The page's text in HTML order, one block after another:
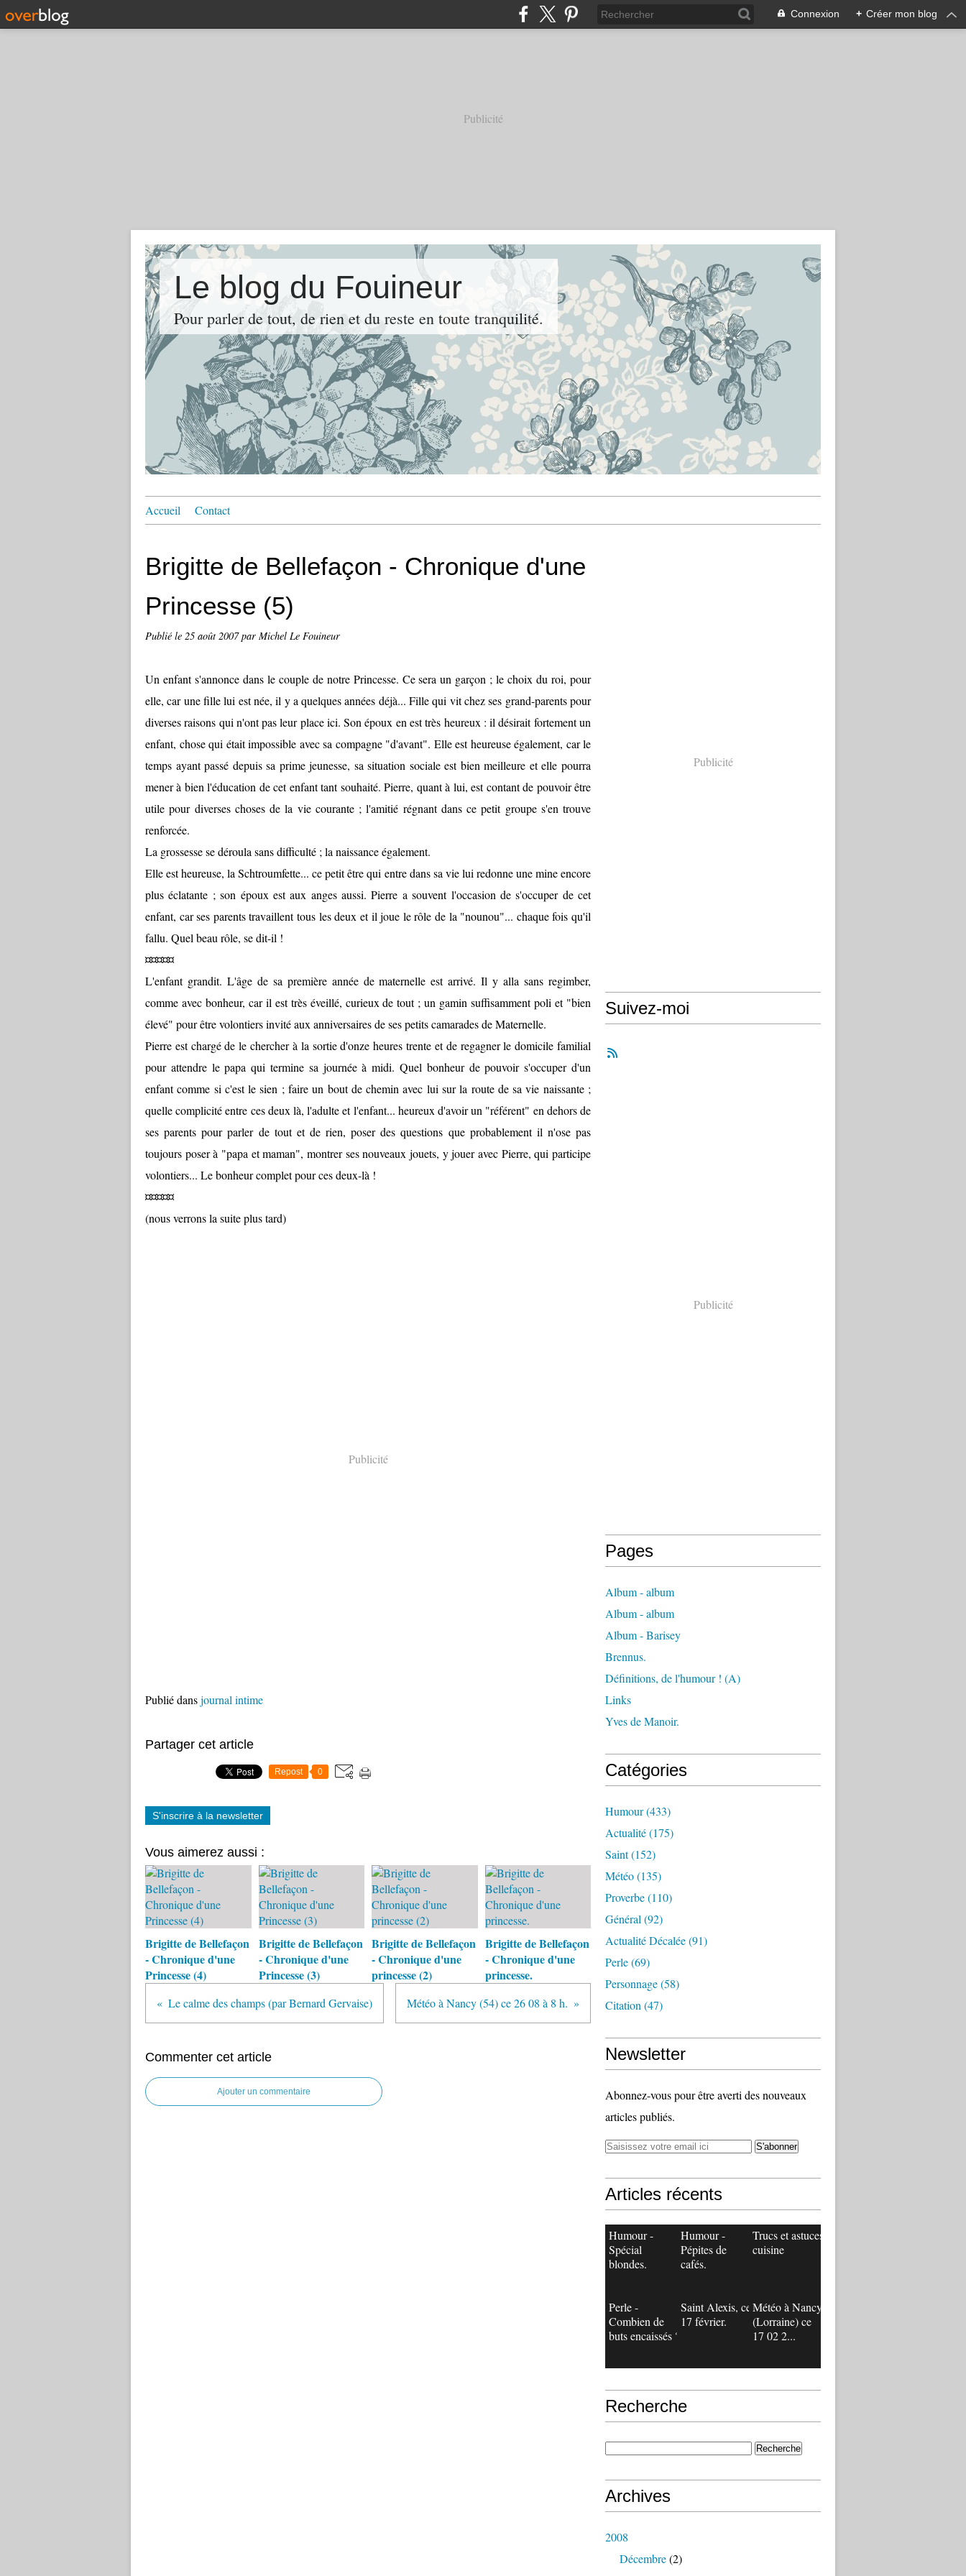
Connexion + Créer mon blog
Publicité
Le blog du Fouineur
Pour parler de tout, de rien et du reste en toute tranquilité.
Accueil Contact
Brigitte de Bellefaçon - Chronique d'une
Princesse (5)
Publié le 25 août 2007par Michel Le Fouineur
Un enfant s'annonce dans le couple de notre Princesse. Ce sera un garçon ; le choix du roi, pour
elle, car une fille lui est née, il y a quelques années déjà... Fille qui vit chez ses grand-parents pour
diverses raisons qui n'ont pas leur place ici. Son époux en est très heureux : il désirait fortement un
enfant, chose qui était impossible avec sa compagne "d'avant". Elle est heureuse également, car le
temps ayant passé depuis sa prime jeunesse, sa situation sociale est bien meilleure et elle pourra
mener à bien l'éducation de cet enfant tant souhaité. Pierre, quant à lui, est contant de pouvoir être
utile pour diverses choses de la vie courante ; l'amitié régnant dans ce petit groupe s'en trouve
renforcée.
La grossesse se déroula sans difficulté ; la naissance également.
Elle est heureuse, la Schtroumfette... ce petit être qui entre dans sa vie lui redonne une mine encore
plus éclatante ; son époux est aux anges aussi. Pierre a souvent l'occasion de s'occuper de cet
enfant, car ses parents travaillent tous les deux et il joue le rôle de la "nounou"... chaque fois qu'il
fallu. Quel beau rôle, se dit-il !
¤¤¤¤¤
L'enfant grandit. L'âge de sa première année de maternelle est arrivé. Il y alla sans regimber,
comme avec bonheur, car il est très éveillé, curieux de tout ; un gamin suffisamment poli et "bien
élevé" pour être volontiers invité aux anniversaires de ses petits camarades de Maternelle.
Pierre est chargé de le chercher à la sortie d'onze heures trente et de regagner le domicile familial
pour attendre le papa qui termine sa journée à midi. Quel bonheur de pouvoir s'occuper d'un
enfant comme si c'est le sien ; faire un bout de chemin avec lui sur la route de sa vie naissante ;
quelle complicité entre ces deux là, l'adulte et l'enfant... heureux d'avoir un "référent" en dehors de
ses parents pour parler de tout et de rien, poser des questions que probablement il n'ose pas
toujours poser à "papa et maman", montrer ses nouveaux jouets, y jouer avec Pierre, qui participe
volontiers... Le bonheur complet pour ces deux-là !
¤¤¤¤¤
(nous verrons la suite plus tard)
Publicité
Publié dansjournal intime
Partager cet article
Repost 0
S'inscrire à la newsletter
Vous aimerez aussi :
Brigitte de Bellefaçon
- Chronique d'une
Princesse (4)
Brigitte de Bellefaçon
- Chronique d'une
Princesse (3)
Brigitte de Bellefaçon
- Chronique d'une
princesse (2)
Brigitte de Bellefaçon
- Chronique d'une
princesse.
Le calme des champs (par Bernard Gervaise) Météo à Nancy (54) ce 26 08 à 8 h.
Commenter cet article
Ajouter un commentaire
Publicité
Suivez-moi
Publicité
Pages
Album - album
Album - album
Album - Barisey
Brennus.
Définitions, de l'humour ! (A)
Links
Yves de Manoir.
Catégories
Humour(433)
Actualité(175)
Saint(152)
Météo(135)
Proverbe(110)
Général (92)
Actualité Décalée(91)
Perle(69)
Personnage(58)
Citation (47)
Newsletter
Abonnez-vous pour être averti des nouveaux
articles publiés.
Articles récents
Humour -
Spécial
blondes.
Humour -
Pépites de
cafés.
Trucs et astuces
cuisine
Perle -
Combien de
buts encaissés ?
Saint Alexis, ce
17 février.
Météo à Nancy
(Lorraine) ce
17 02 2...
Recherche
Archives
2008
Décembre(2)